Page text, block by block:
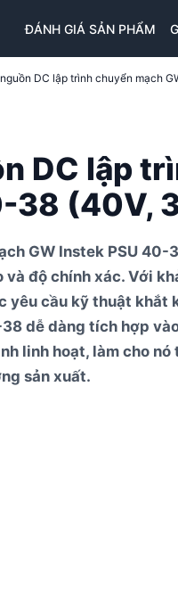
ĐÁNH GIÁ SẢN PHẨM
DC lập
38 (40V,
GW Instek PSU
và độ chính xác. Với
yêu cầu kỹ thuật khắt
dễ dàng tích hợp
linh hoạt, làm cho
sản xuất.